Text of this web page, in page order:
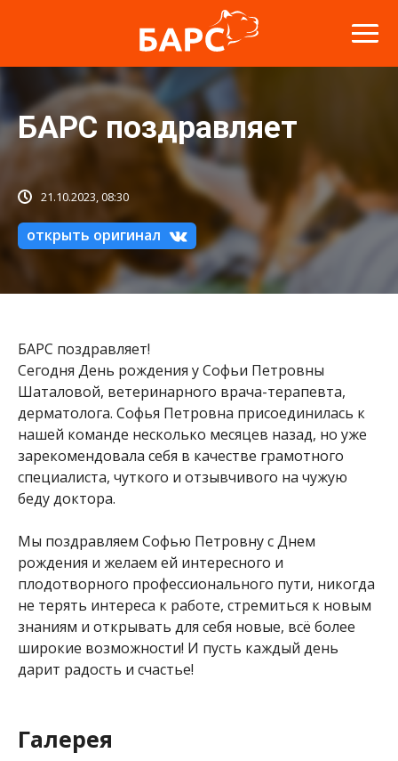
БАРС поздравляет
21.10.2023, 08:30
открыть оригинал
БАРС поздравляет!
Сегодня День рождения у Софьи Петровны
Шаталовой, ветеринарного врача-терапевта,
дерматолога. Софья Петровна присоединилась к
нашей команде несколько месяцев назад, но уже
зарекомендовала себя в качестве грамотного
специалиста, чуткого и отзывчивого на чужую
беду доктора.
Мы поздравляем Софью Петровну с Днем
рождения и желаем ей интересного и
плодотворного профессионального пути, никогда
не терять интереса к работе, стремиться к новым
знаниям и открывать для себя новые, всё более
широкие возможности! И пусть каждый день
дарит радость и счастье!
Галерея